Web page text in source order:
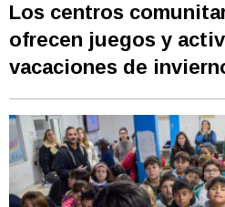
Los centros
ofrecen juegos y
vacaciones de